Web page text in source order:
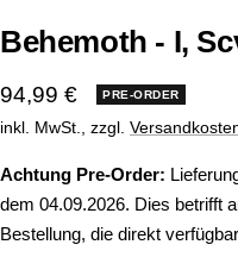
Behemoth - I,
Angebotspreis
94,99 € PRE-ORDER
inkl. MwSt., zzgl.
Achtung Pre-Order:
dem 04.09.2026. Dies betrifft
Bestellung, die direkt